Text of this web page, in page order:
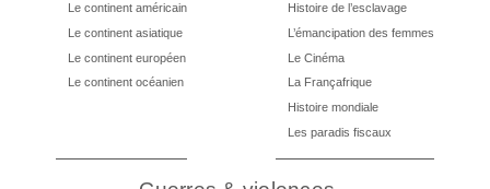
Le continent américain
Le continent asiatique
Le continent européen
Le continent océanien
Histoire de l’esclavage
L’émancipation des femmes
Le Cinéma
La Françafrique
Histoire mondiale
Les paradis fiscaux